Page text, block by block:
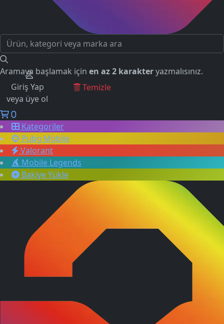
Aramaya başlamak için en az 2 karakteryazmalısınız.
GEÇMİŞ ARAMALAR
Temizle
Giriş Yap
veya üye ol
0
Kategoriler
Pubg Mobile
Valorant
Mobile Legends
Bakiye Yükle